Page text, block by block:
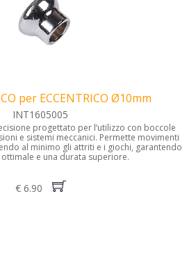
per ECCENTRICO Ø10mm
INT1605005
progettato per l’utilizzo con boccole
e sistemi meccanici. Permette movimenti
al minimo gli attriti e i giochi, garantendo
e una durata superiore.
€ 6.90